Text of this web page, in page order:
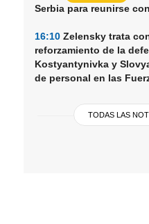
Serbia para reunirse
16:10 Zelensky trata
reforzamiento de la
Kostyantynivka y
de personal en las
TODAS LAS